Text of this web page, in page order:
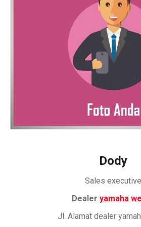
Dody
Sales executive
Dealer yamaha
Jl. Alamat dealer